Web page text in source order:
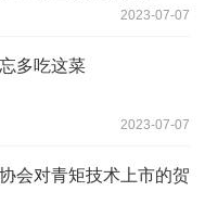
2023-07-07
多吃这菜
2023-07-07
会对青矩技术上市的贺